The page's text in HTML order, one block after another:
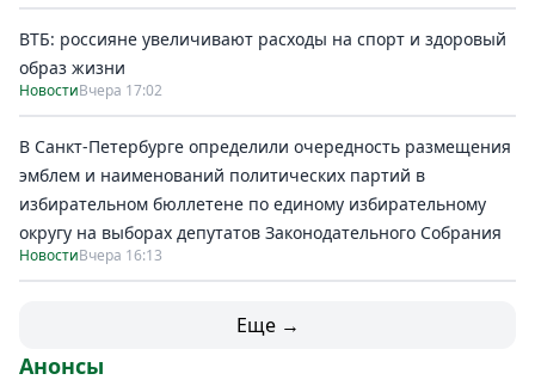
Спецпроекты
Звезды
Выборы
2026
Metro
ВТБ: россияне увеличивают расходы на спорт и здоровый
образ жизни
НовостиВчера 17:02
В Санкт-Петербурге определили очередность размещения
эмблем и наименований политических партий в
избирательном бюллетене по единому избирательному
округу на выборах депутатов Законодательного Собрания
НовостиВчера 16:13
Еще →
Анонсы